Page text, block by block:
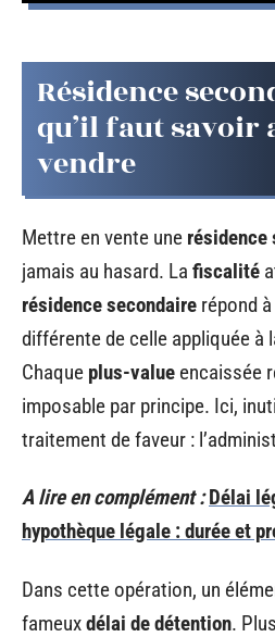
Résidence
qu’il faut savoir
vendre
Mettre en vente une résidence
jamais au hasard. La fiscalité
résidence secondaire répond
différente de celle appliquée à
Chaque plus-value encaissée
imposable par principe. Ici,
traitement de faveur :
A lire en complément : Délai
hypothèque légale : durée et
Dans cette opération, un
fameuxdélai de détention.